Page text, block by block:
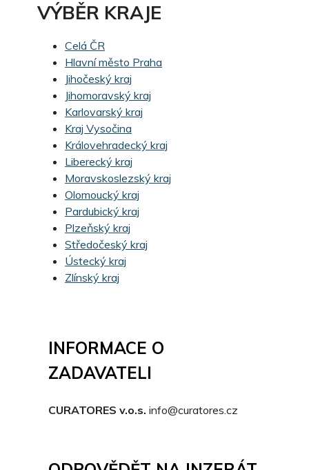
VÝBĚR KRAJE
Celá ČR
Hlavní město Praha
Jihočeský kraj
Jihomoravský kraj
Karlovarský kraj
Kraj Vysočina
Královehradecký kraj
Liberecký kraj
Moravskoslezský kraj
Olomoucký kraj
Pardubický kraj
Plzeňský kraj
Středočeský kraj
Ústecký kraj
Zlínský kraj
INFORMACE O
ZADAVATELI
CURATORES v.o.s. info@curatores.cz